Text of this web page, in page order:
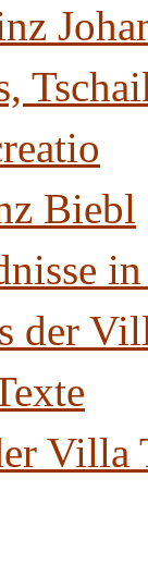
Biebl
der
Villa